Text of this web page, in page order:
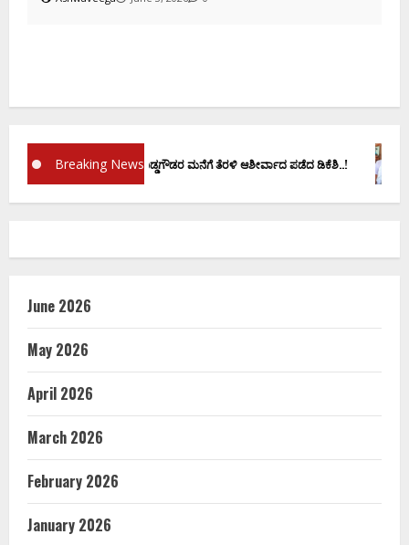
Breaking News
ವಚನಕ್ಕೂ ಮುನ್ನ ದೊಡ್ಡಗೌಡರ ಮನೆಗೆ ತೆರಳಿ ಆಶೀರ್ವಾದ ಪಡೆದ ಡಿಕೆಶಿ..!
June 2026
May 2026
April 2026
March 2026
February 2026
January 2026